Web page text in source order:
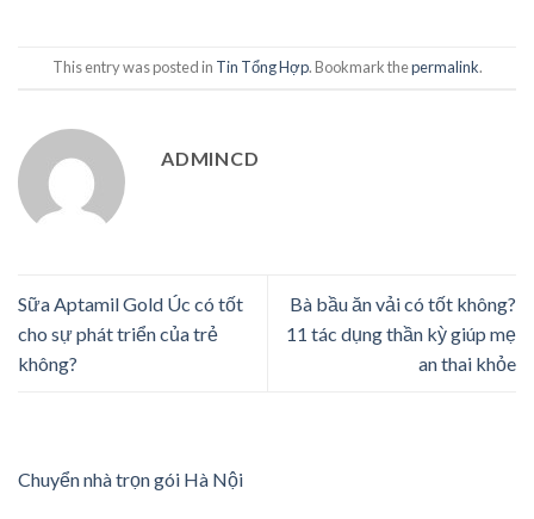
This entry was posted in Tin Tổng Hợp. Bookmark thepermalink.
ADMINCD
Sữa Aptamil Gold Úc có tốt
cho sự phát triển của trẻ
không?
Bà bầu ăn vải có tốt không?
11 tác dụng thần kỳ giúp mẹ
an thai khỏe
Chuyển nhà trọn gói Hà Nội